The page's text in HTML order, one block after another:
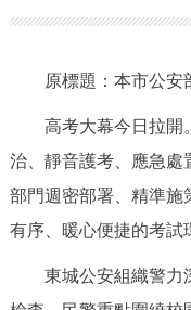
政務公開
市領導
決策公開
原標題：本市公安
高考大幕今日拉開
治、靜音護考、應急處
部門週密部署、精準施
有序、暖心便捷的考試
東城公安組織警力